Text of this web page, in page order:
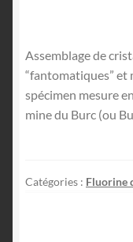
Assemblage de
“fantomatiques” et
spécimen mesure
mine du Burc (ou
Catégories : Fluorine